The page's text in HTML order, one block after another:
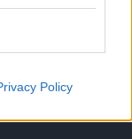
Policy